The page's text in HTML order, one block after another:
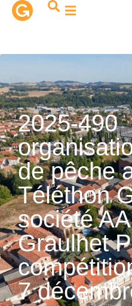
principal
2025-490
de pêche
Téléthon
société
Graulhet
7